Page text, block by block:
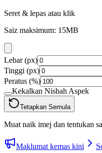
Seret & lepas atau klik
Saiz maksimum: 15MB
Lebar (px)
Tinggi (px)
Peratus (%)
Kekalkan Nisbah Aspek
Tetapkan Semula
Muat naik imej dan tentukan
Maklumat kemas kini